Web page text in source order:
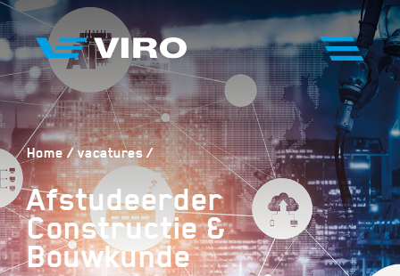
Home vacatures
Afstudeerder
Constructie &
Bouwkunde